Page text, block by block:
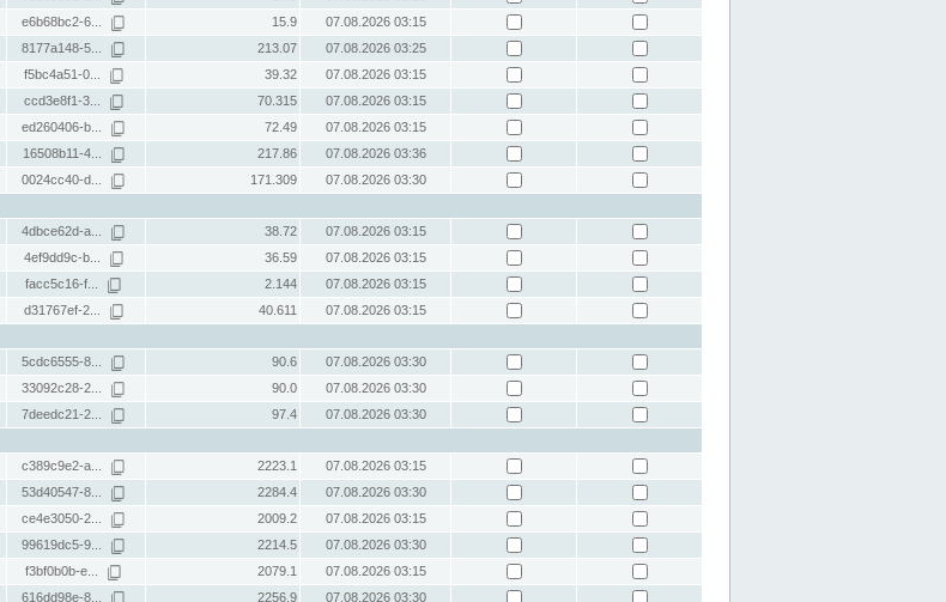
e6b68bc2-6... 15.9
07.08.2026 03:15
8177a148-5... 213.07
07.08.2026 03:25
f5bc4a51-0... 39.32
07.08.2026 03:15
ccd3e8f1-3... 70.315
07.08.2026 03:15
ed260406-b... 72.49
07.08.2026 03:15
16508b11-4... 217.86
07.08.2026 03:36
0024cc40-d... 171.309
07.08.2026 03:30
4dbce62d-a... 38.72
07.08.2026 03:15
4ef9dd9c-b... 36.59
07.08.2026 03:15
facc5c16-f... 2.144
07.08.2026 03:15
d31767ef-2... 40.611
07.08.2026 03:15
5cdc6555-8... 90.6
07.08.2026 03:30
33092c28-2... 90.0
07.08.2026 03:30
7deedc21-2... 97.4
07.08.2026 03:30
c389c9e2-a... 2223.1
07.08.2026 03:15
53d40547-8... 2284.4
07.08.2026 03:30
ce4e3050-2... 2009.2
07.08.2026 03:15
99619dc5-9... 2214.5
07.08.2026 03:30
f3bf0b0b-e... 2079.1
07.08.2026 03:15
616dd98e-8... 2256.9
07.08.2026 03:30